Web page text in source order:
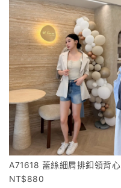
A71618 蕾絲細肩排釦領背心
880